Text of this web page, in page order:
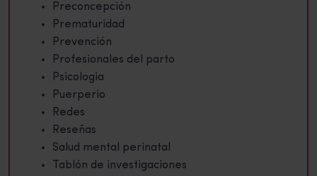
Preconcepción
Prematuridad
Prevención
Profesionales del parto
Psicologia
Puerperio
Redes
Reseñas
Salud mental perinatal
Tablón de investigaciones